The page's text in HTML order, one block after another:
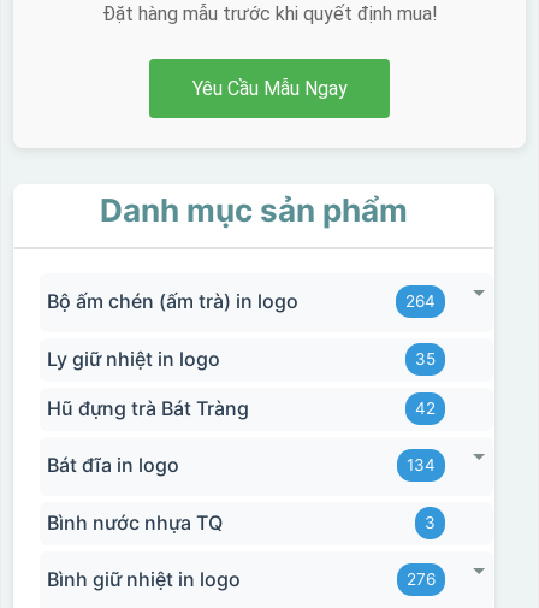
Đặt hàng mẫu trước khi quyết định mua!
Yêu Cầu Mẫu Ngay
Danh mục sản phẩm
Bộ ấm chén (ấm trà) in logo 264
Ly giữ nhiệt in logo 35
Hũ đựng trà Bát Tràng 42
Bát đĩa in logo 134
Bình nước nhựa TQ 3
Bình giữ nhiệt in logo 276